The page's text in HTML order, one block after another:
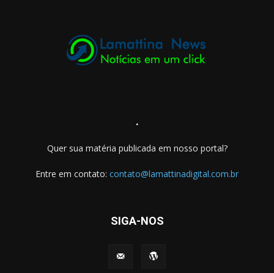
.
Quer sua matéria publicada em nosso portal?
Entre em contato: contato@lamattinadigital.com.br
SIGA-NOS